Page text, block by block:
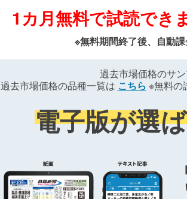
1カ月無料で試読でき
※無料期間終了後、自動
過去市場価格のサ
過去市場価格の品種一覧は こちら ※無料の
電子版が選